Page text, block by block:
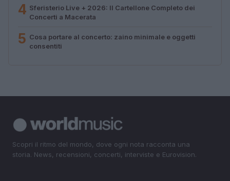
4 Sferisterio Live + 2026: Il Cartellone Completo dei
Concerti a Macerata
5 Cosa portare al concerto: zaino minimale e oggetti
consentiti
Scopri il ritmo del mondo, dove ogni nota racconta una
storia. News, recensioni, concerti, interviste e Eurovision.